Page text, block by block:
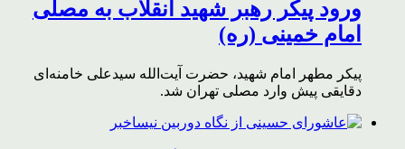
ورود پیکر رهبر شهید انقلاب به مصلی
امام خمینی (ره)
پیکر مطهر امام شهید،‌ حضرت آیت‌الله سیدعلی خامنه‌ای
دقایقی پیش وارد مصلی تهران شد.